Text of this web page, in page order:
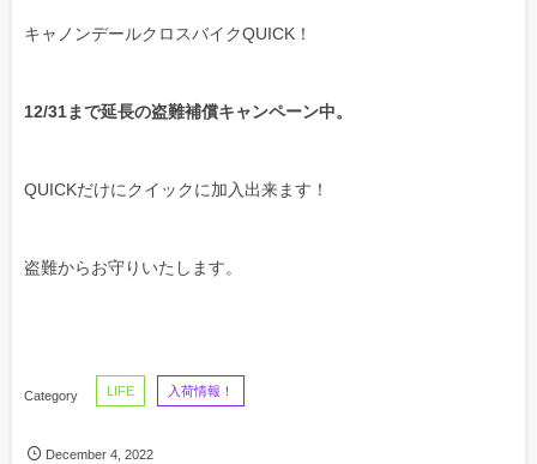
キャノンデールクロスバイクQUICK！
12/31まで延長の盗難補償キャンペーン中。
QUICKだけにクイックに加入出来ます！
盗難からお守りいたします。
LIFE 入荷情報！
December 4 ,2022